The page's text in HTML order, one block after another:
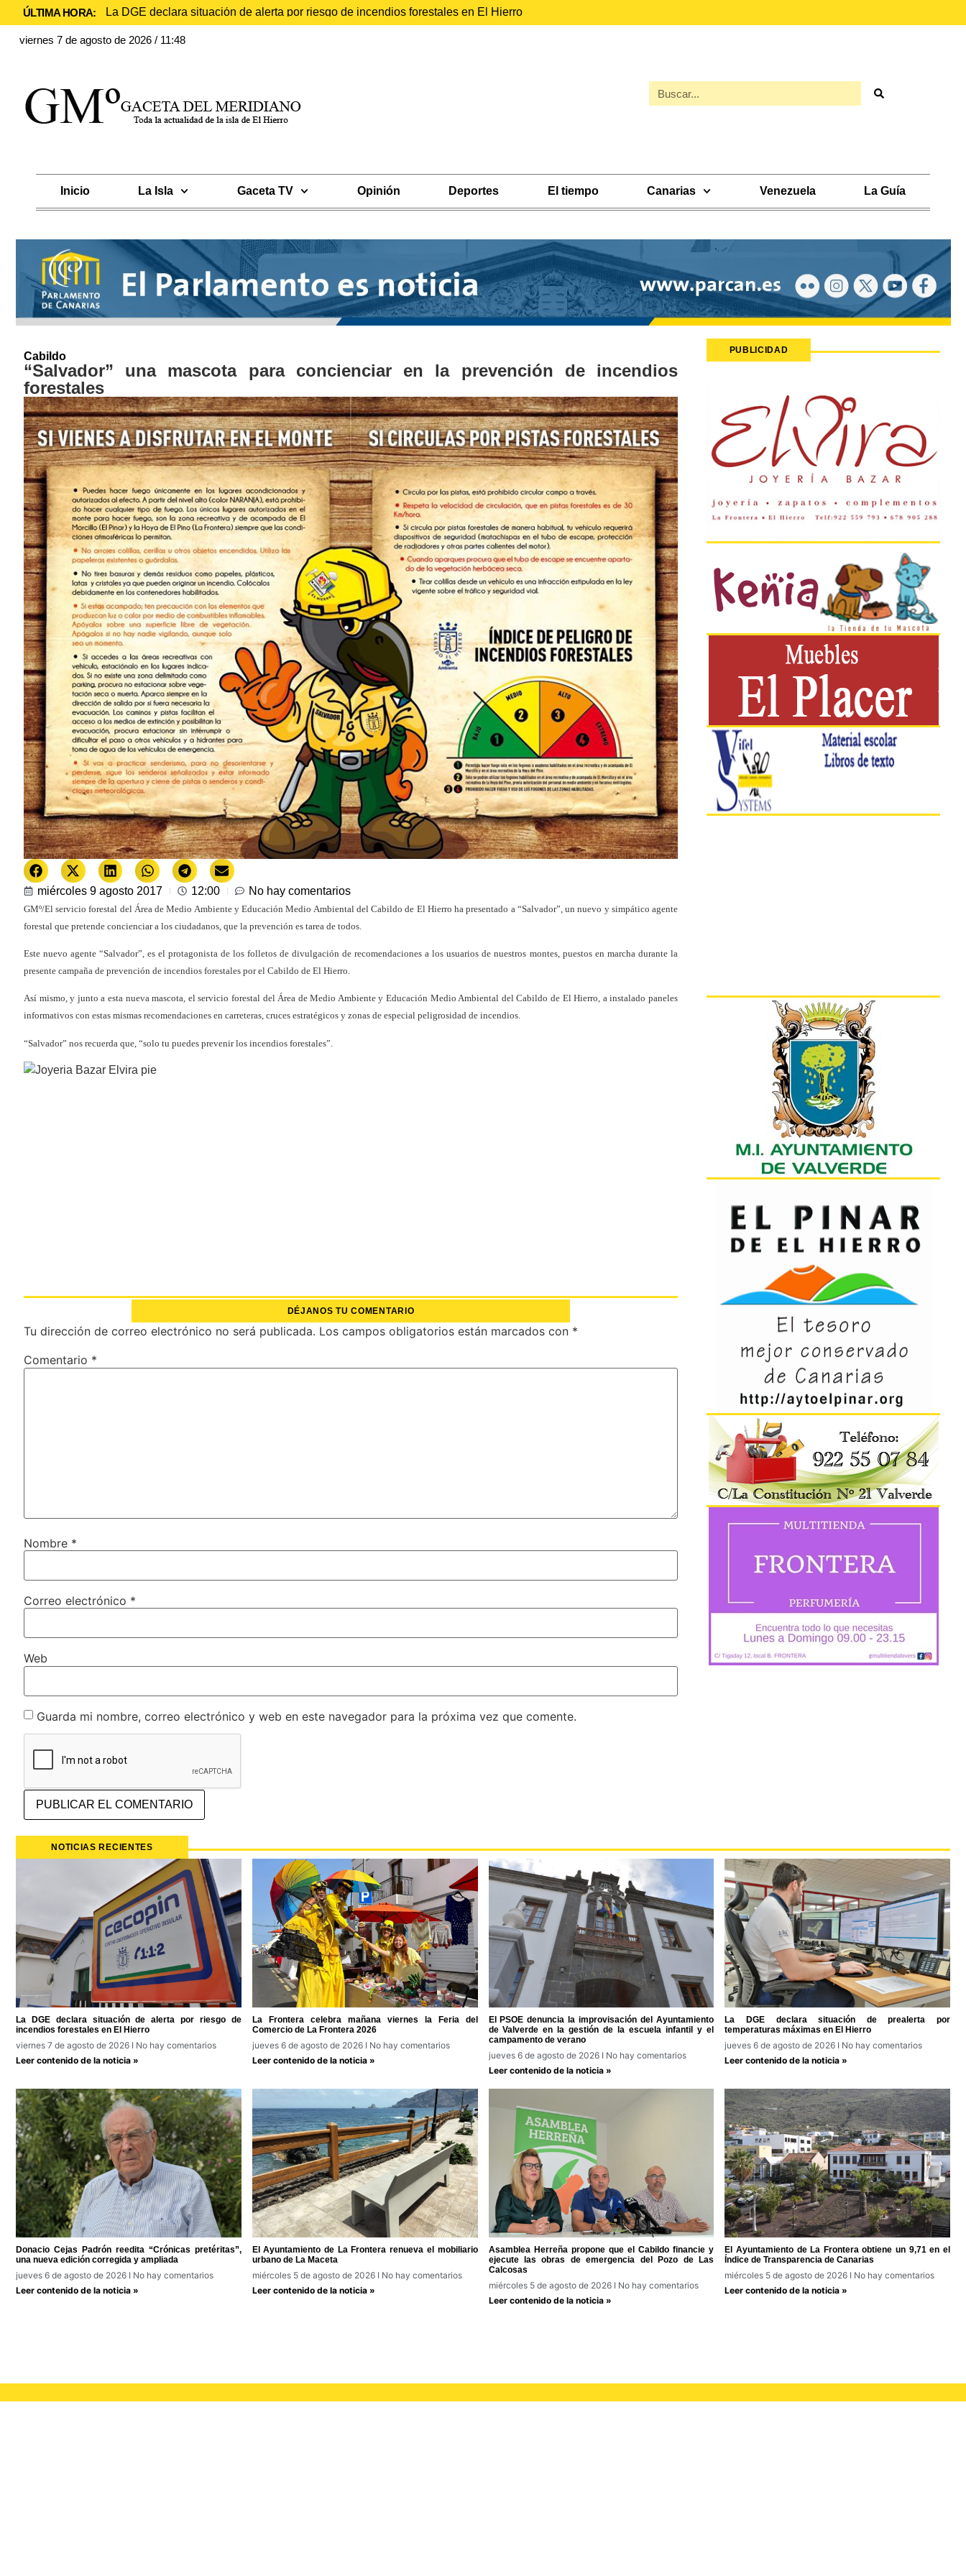
ÚLTIMA HORA: La DGE declara situación de alerta por riesgo de incendios forestales en El Hierro
viernes 7 de agosto de 2026 / 11:48
Inicio La Isla Gaceta TV Opinión Deportes El tiempo Canarias Venezuela La Guía
Cabildo
“Salvador” una mascota para concienciar en la prevención de incendios
forestales
miércoles 9 agosto 2017 12:00 No hay comentarios
GMº/El servicio forestal del Área de Medio Ambiente y Educación Medio Ambiental del Cabildo de El Hierro ha presentado a “Salvador”, un nuevo y simpático agente
forestal que pretende concienciar a los ciudadanos, que la prevención es tarea de todos.
Este nuevo agente “Salvador”, es el protagonista de los folletos de divulgación de recomendaciones a los usuarios de nuestros montes, puestos en marcha durante la
presente campaña de prevención de incendios forestales por el Cabildo de El Hierro.
Así mismo, y junto a esta nueva mascota, el servicio forestal del Área de Medio Ambiente y Educación Medio Ambiental del Cabildo de El Hierro, a instalado paneles
informativos con estas mismas recomendaciones en carreteras, cruces estratégicos y zonas de especial peligrosidad de incendios.
“Salvador” nos recuerda que, “solo tu puedes prevenir los incendios forestales”.
DÉJANOS TU COMENTARIO
Tu dirección de correo electrónico no será publicada. Los campos obligatorios están marcados con *
Comentario *
Nombre *
Correo electrónico *
Web
Guarda mi nombre, correo electrónico y web en este navegador para la próxima vez que comente.
PUBLICIDAD
NOTICIAS RECIENTES
La DGE declara situación de alerta por riesgo de
incendios forestales en El Hierro
viernes 7 de agosto de 2026
No hay comentarios
Leer contenido de la noticia »
La Frontera celebra mañana viernes la Feria del
Comercio de La Frontera 2026
jueves 6 de agosto de 2026
No hay comentarios
Leer contenido de la noticia »
El PSOE denuncia la improvisación del Ayuntamiento
de Valverde en la gestión de la escuela infantil y el
campamento de verano
jueves 6 de agosto de 2026
No hay comentarios
Leer contenido de la noticia »
La DGE declara situación de prealerta por
temperaturas máximas en El Hierro
jueves 6 de agosto de 2026
No hay comentarios
Leer contenido de la noticia »
Donacio Cejas Padrón reedita “Crónicas pretéritas”,
una nueva edición corregida y ampliada
jueves 6 de agosto de 2026
No hay comentarios
Leer contenido de la noticia »
El Ayuntamiento de La Frontera renueva el mobiliario
urbano de La Maceta
miércoles 5 de agosto de 2026
No hay comentarios
Leer contenido de la noticia »
Asamblea Herreña propone que el Cabildo financie y
ejecute las obras de emergencia del Pozo de Las
Calcosas
miércoles 5 de agosto de 2026
No hay comentarios
Leer contenido de la noticia »
El Ayuntamiento de La Frontera obtiene un 9,71 en el
Índice de Transparencia de Canarias
miércoles 5 de agosto de 2026
No hay comentarios
Leer contenido de la noticia »